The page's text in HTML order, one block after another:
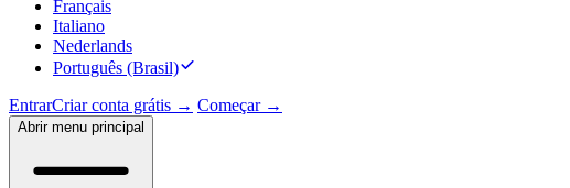
Français
Italiano
Nederlands
Português (Brasil)
EntrarCriar conta grátis → Começar →
Abrir menu principal